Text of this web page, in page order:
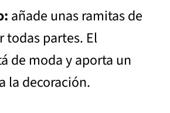
añade unas ramitas de
todas partes. El
de moda y aporta un
la decoración.